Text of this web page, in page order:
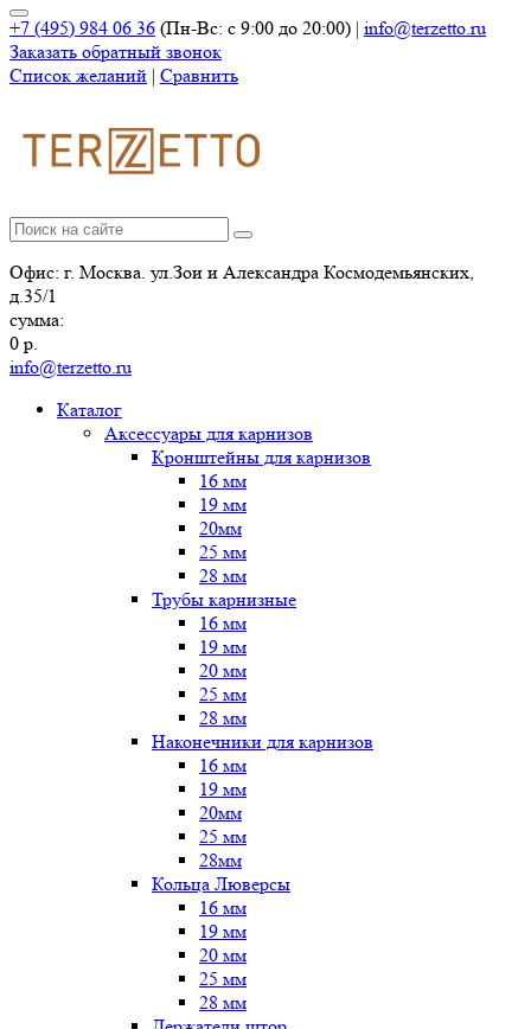
+7 (495) 984 06 36 (Пн-Вс: с 9:00 до 20:00) | info@terzetto.ru
Заказать обратный звонок
Список желаний | Сравнить
Офис: г. Москва. ул.Зои и Александра Космодемьянских,
д.35/1
сумма:
0 р.
info@terzetto.ru
Каталог
Аксессуары для карнизов
Кронштейны для карнизов
16 мм
19 мм
20мм
25 мм
28 мм
Трубы карнизные
16 мм
19 мм
20 мм
25 мм
28 мм
Наконечники для карнизов
16 мм
19 мм
20мм
25 мм
28мм
Кольца Люверсы
16 мм
19 мм
20 мм
25 мм
28 мм